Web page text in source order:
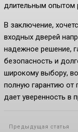
длительным опытом
В заключение,
входных дверей
надежное решение,
безопасность и
широкому выбору,
полную гарантию от
дает уверенность в
Предыдущая статья